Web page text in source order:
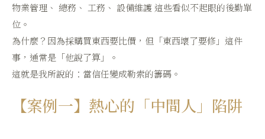
物業管理、 總務、 工務、 設備維護 這些看似不起眼的後勤單
位。
為什麼？因為採購買東西要比價，但「東西壞了要修」這件
事，通常是「他說了算」。
這就是我所說的：當信任變成勒索的籌碼。
【案例一】熱心的「中間人」陷阱